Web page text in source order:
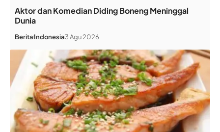
Aktor dan Komedian Diding Boneng Meninggal
Dunia
BeritaIndonesia3 Agu 2026